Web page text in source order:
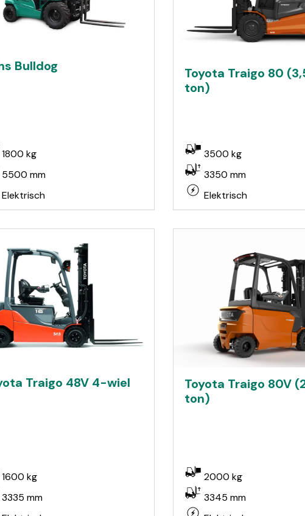
Bulldog
1800 kg
5500 mm
Elektrisch
Toyota Traigo 80
ton)
3500 kg
3350 mm
Elektrisch
Traigo 48V 4-wiel
1600 kg
3335 mm
Toyota Traigo 80V
ton)
2000 kg
3345 mm